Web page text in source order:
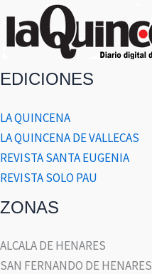
EDICIONES
LA QUINCENA
LA QUINCENA DE VALLECAS
REVISTA SANTA EUGENIA
REVISTA SOLO PAU
ZONAS
ALCALA DE HENARES
SAN FERNANDO DE HENARES